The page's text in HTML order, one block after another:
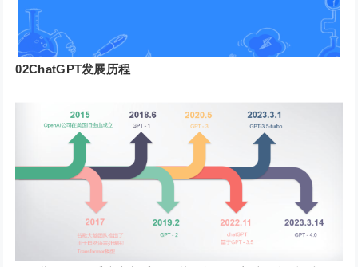
02ChatGPT发展历程